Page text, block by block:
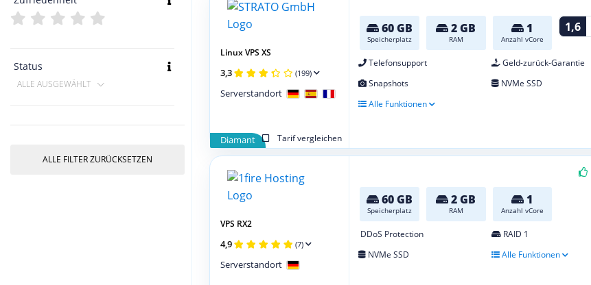
Status
ALLE AUSGEWÄHLT
ALLE FILTER ZURÜCKSETZEN
60 GB
Speicherplatz
2 GB
RAM
1
Anzahl vCore
1,6
Telefonsupport
Geld-zurück-Garantie
Snapshots
NVMe SSD
Alle Funktionen
Diamant Tarif vergleichen
Linux VPS XS
3,3 (199)
Serverstandort
60 GB
Speicherplatz
2 GB
RAM
1
Anzahl vCore
DDoS Protection
RAID 1
NVMe SSD
Alle Funktionen
VPS RX2
4,9 (7)
Serverstandort